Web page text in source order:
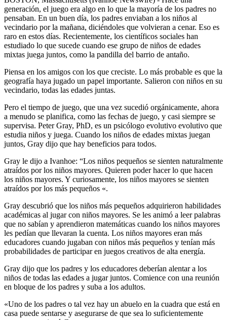
generación, el juego era algo en lo que la mayoría de los padres no
pensaban. En un buen día, los padres enviaban a los niños al
vecindario por la mañana, diciéndoles que volvieran a cenar. Eso es
raro en estos días. Recientemente, los científicos sociales han
estudiado lo que sucede cuando ese grupo de niños de edades
mixtas juega juntos, como la pandilla del barrio de antaño.
Piensa en los amigos con los que creciste. Lo más probable es que la
geografía haya jugado un papel importante. Salieron con niños en su
vecindario, todas las edades juntas.
Pero el tiempo de juego, que una vez sucedió orgánicamente, ahora
a menudo se planifica, como las fechas de juego, y casi siempre se
supervisa. Peter Gray, PhD, es un psicólogo evolutivo evolutivo que
estudia niños y juega. Cuando los niños de edades mixtas juegan
juntos, Gray dijo que hay beneficios para todos.
Gray le dijo a Ivanhoe: “Los niños pequeños se sienten naturalmente
atraídos por los niños mayores. Quieren poder hacer lo que hacen
los niños mayores. Y curiosamente, los niños mayores se sienten
atraídos por los más pequeños «.
Gray descubrió que los niños más pequeños adquirieron habilidades
académicas al jugar con niños mayores. Se les animó a leer palabras
que no sabían y aprendieron matemáticas cuando los niños mayores
les pedían que llevaran la cuenta. Los niños mayores eran más
educadores cuando jugaban con niños más pequeños y tenían más
probabilidades de participar en juegos creativos de alta energía.
Gray dijo que los padres y los educadores deberían alentar a los
niños de todas las edades a jugar juntos. Comience con una reunión
en bloque de los padres y suba a los adultos.
«Uno de los padres o tal vez hay un abuelo en la cuadra que está en
casa puede sentarse y asegurarse de que sea lo suficientemente